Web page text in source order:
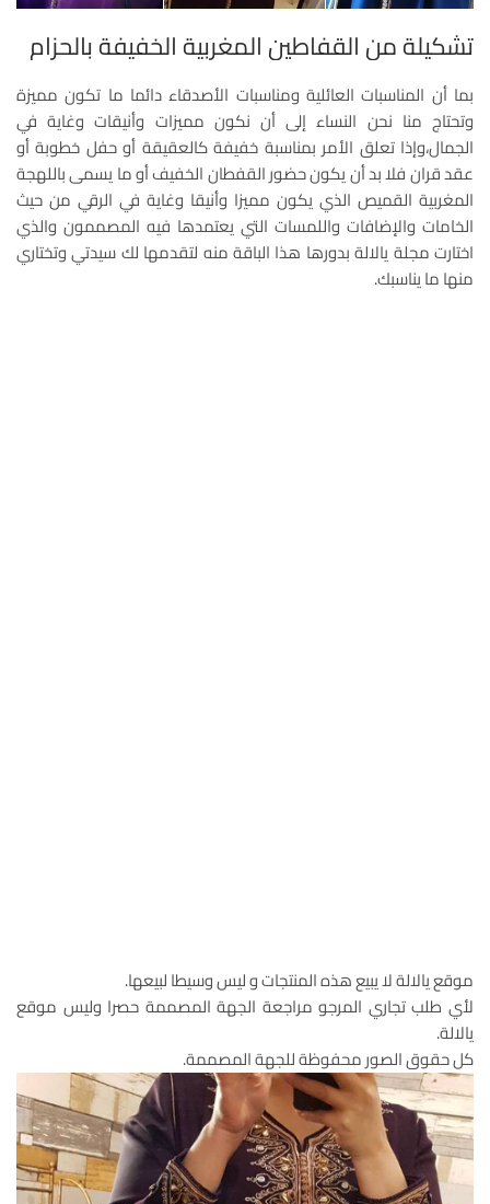
تشكيلة من القفاطين المغربية الخفيفة بالحزام
بما أن المناسبات العائلية ومناسبات الأصدقاء دائما ما تكون مميزة
وتحتاج منا نحن النساء إلى أن نكون مميزات وأنيقات وغاية في
الجمال،وإذا تعلق الأمر بمناسبة خفيفة كالعقيقة أو حفل خطوبة أو
عقد قران فلا بد أن يكون حضور القفطان الخفيف أو ما يسمى باللهجة
المغربية القميص الذي يكون مميزا وأنيقا وغاية في الرقي من حيث
الخامات والإضافات واللمسات التي يعتمدها فيه المصممون والذي
اختارت مجلة يالالة بدورها هذا الباقة منه لتقدمها لك سيدتي وتختاري
منها ما يناسبك.
موقع يالالة لا يبيع هذه المنتجات و ليس وسيطا لبيعها.
لأي طلب تجاري المرجو مراجعة الجهة المصممة حصرا وليس موقع
يالالة.
كل حقوق الصور محفوظة للجهة المصممة.